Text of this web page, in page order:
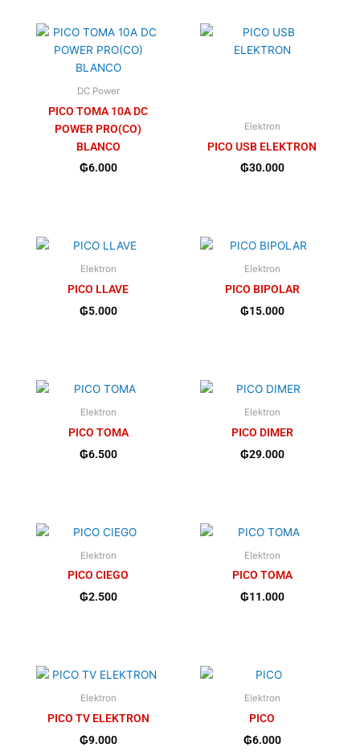
DC Power
PICO TOMA 10A DC
POWER PRO(CO)
BLANCO
₲6.000
Elektron
PICO USB ELEKTRON
₲30.000
Elektron
PICO LLAVE
₲5.000
Elektron
PICO BIPOLAR
₲15.000
Elektron
PICO TOMA
₲6.500
Elektron
PICO DIMER
₲29.000
Elektron
PICO CIEGO
₲2.500
Elektron
PICO TOMA
₲11.000
Elektron
PICO TV ELEKTRON
₲9.000
Elektron
PICO
₲6.000